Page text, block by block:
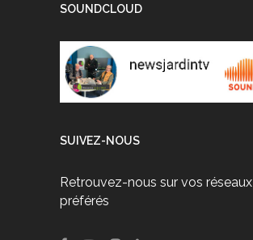
SOUNDCLOUD
SUIVEZ-NOUS
Retrouvez-nous sur vos réseaux
préférés